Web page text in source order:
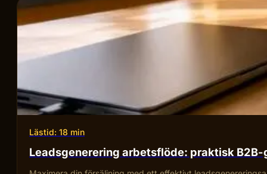
Lästid: 18 min
Leadsgenerering arbetsflöde: praktisk